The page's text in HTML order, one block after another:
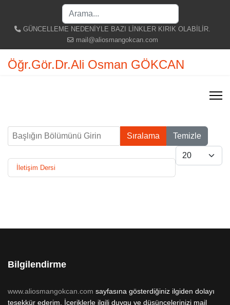
GÜNCELLEME NEDENİYLE BAZI LİNKLER KIRIK OLABİLİR.
mail@aliosmangokcan.com
Öğr.Gör.Dr.Ali Osman GÖKCAN
Başlığın Bölümünü Girin
Sıralama Temizle
Göster #
İletişim Dersi
Bilgilendirme
www.aliosmangokcan.com sayfasına gösterdiğiniz ilgiden dolayı
teşekkür ederim. İçeriklerle ilgili duygu ve düşüncelerinizi mail